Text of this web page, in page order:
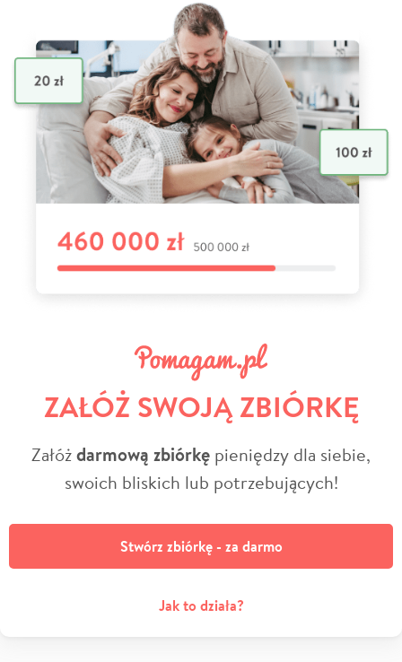
ZAŁÓŻ SWOJĄ ZBIÓRKĘ
Załóżdarmową zbiórkę pieniędzy dla siebie,
swoich bliskich lub potrzebujących!
Stwórz zbiórkę - za darmo
Jak to działa?